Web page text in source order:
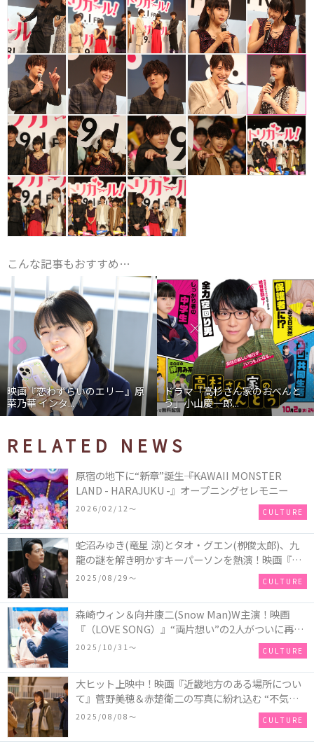
こんな記事もおすすめ…
映画『恋わずらいのエリー』原
菜乃華 インタ...
ドラマ「高杉さん家のおべんと
う」小山慶一郎...
RELATED NEWS
原宿の地下に“新章”誕生――『KAWAII MONSTER
LAND - HARAJUKU -』オープニングセレモニー
2026/02/12〜 CULTURE
蛇沼みゆき(⻯星 涼)とタオ・グエン(栁俊太郎)、九
⿓の謎を解き明かすキーパーソンを熱演！映画『九
⿓ジェネリックロマンス』初場⾯カットを解禁！
2025/08/29〜 CULTURE
森崎ウィン＆向井康二(Snow Man)W主演！映画
『（LOVE SONG）』“両片想い”の2人がついに再
会！ソウタとカイ、切なさと希望が交錯する運命の
2025/10/31〜 CULTURE
大ヒット上映中！映画『近畿地方のある場所につい
て』菅野美穂＆赤楚衛二の写真に紛れ込む “不気味
なお札”の正体とは！？
2025/08/08〜 CULTURE